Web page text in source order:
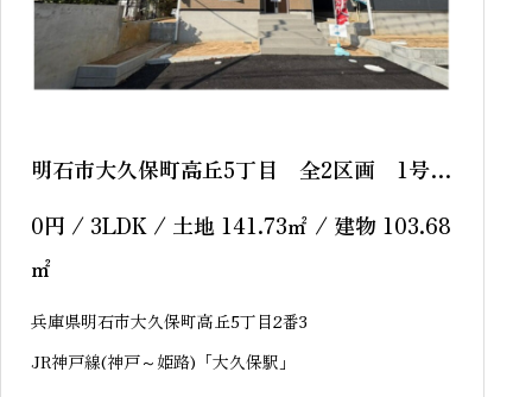
明石市大久保町高丘5丁目 全2区画 1号
0円 / 3LDK / 土地 141.73㎡ / 建物 103.68
㎡
兵庫県明石市大久保町高丘5丁目2番3
JR神戸線(神戸～姫路)「大久保駅」